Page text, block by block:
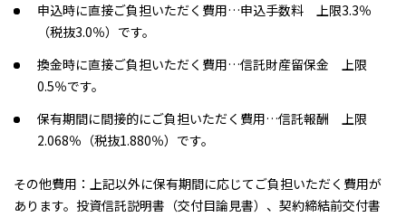
申込時に直接ご負担いただく費用…申込手数料 上限3.3％
（税抜3.0％）です。
換金時に直接ご負担いただく費用…信託財産留保金 上限
0.5％です。
保有期間に間接的にご負担いただく費用…信託報酬 上限
2.068％（税抜1.880％）です。
その他費用：上記以外に保有期間に応じてご負担いただく費用が
あります。投資信託説明書（交付目論見書）、契約締結前交付書